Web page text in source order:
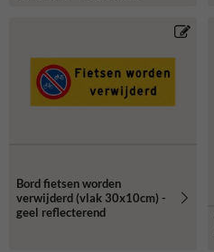
Bord fietsen worden
verwijderd (vlak 30x10cm) -
geel reflecterend